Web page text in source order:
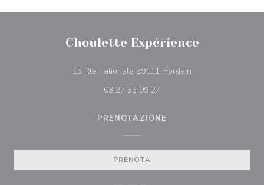
Choulette Expérience
15 Rte nationale 59111 Hordain
03 27 35 99 27
PRENOTAZIONE
PRENOTA